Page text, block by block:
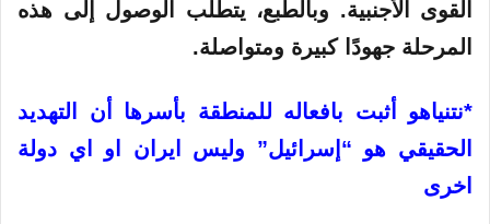
القوى الأجنبية. وبالطبع، يتطلب الوصول إلى هذه
المرحلة جهودًا كبيرة ومتواصلة.
*نتنياهو أثبت بافعاله للمنطقة بأسرها أن التهديد
الحقيقي هو “إسرائيل” وليس ايران او اي دولة
اخرى